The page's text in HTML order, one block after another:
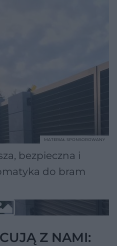
bezpieczna i
do bram
MATERIAŁ SPONSOROWANY
Z NAMI: